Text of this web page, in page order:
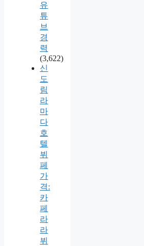
유
튜
브
경
력
(3,622)
신
도
림
라
마
다
호
텔
뷔
페
가
격:
카
페
라
라
뷔